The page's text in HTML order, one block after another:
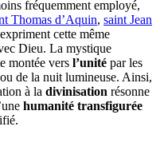
fréquemment employé,
Thomas d’Aquin, saint Jean
expriment cette même
Dieu. La mystique
montée vers l’unité par les
de la nuit lumineuse. Ainsi,
à la divinisation résonne
humanité transfigurée